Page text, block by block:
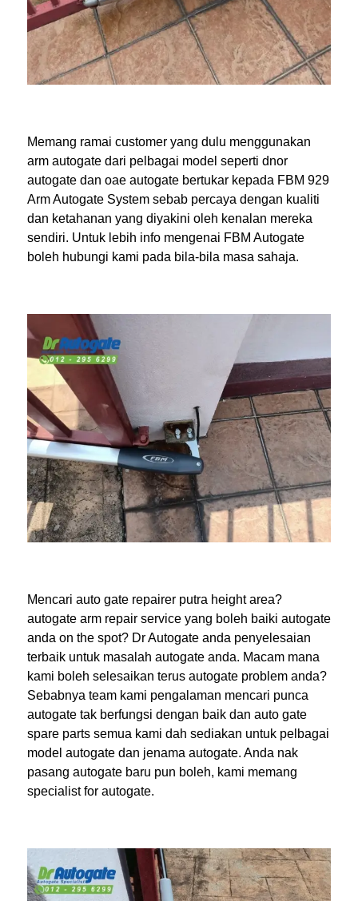
Memang ramai customer yang dulu menggunakan
arm autogate dari pelbagai model seperti dnor
autogate dan oae autogate bertukar kepada FBM 929
Arm Autogate System sebab percaya dengan kualiti
dan ketahanan yang diyakini oleh kenalan mereka
sendiri. Untuk lebih info mengenai FBM Autogate
boleh hubungi kami pada bila-bila masa sahaja.
Mencari auto gate repairer putra height area?
autogate arm repair service yang boleh baiki autogate
anda on the spot? Dr Autogate anda penyelesaian
terbaik untuk masalah autogate anda. Macam mana
kami boleh selesaikan terus autogate problem anda?
Sebabnya team kami pengalaman mencari punca
autogate tak berfungsi dengan baik dan auto gate
spare parts semua kami dah sediakan untuk pelbagai
model autogate dan jenama autogate. Anda nak
pasang autogate baru pun boleh, kami memang
specialist for autogate.